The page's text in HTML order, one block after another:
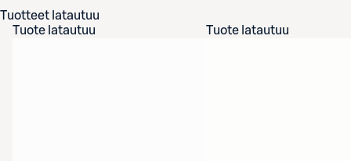
Tuotteet latautuu
Tuote latautuu
Tuote latautuu